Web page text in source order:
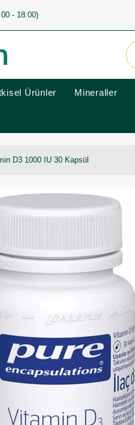
- 18:00)
Ürünler Mineraller
D3 1000 IU 30 Kapsül